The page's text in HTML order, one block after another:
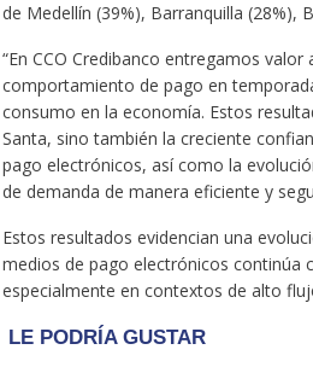
de Medellín (39%), Barranquilla (28%),
“En CCO Credibanco entregamos
comportamiento de pago en
consumo en la economía. Estos
Santa, sino también la creciente
pago electrónicos, así como la
de demanda de manera eficiente y
Estos resultados evidencian una
medios de pago electrónicos continúa
especialmente en contextos de alto